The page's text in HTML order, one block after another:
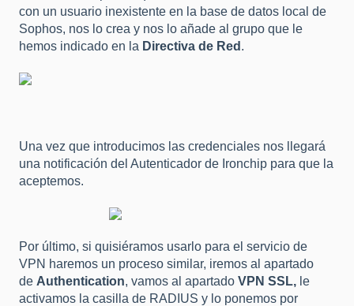
con un usuario inexistente en la base de datos local de
Sophos, nos lo crea y nos lo añade al grupo que le
hemos indicado en la Directiva de Red .
Una vez que introducimos las credenciales nos llegará
una notificación del Autenticador de Ironchip para que la
aceptemos.
Por último, si quisiéramos usarlo para el servicio de
VPN haremos un proceso similar, iremos al apartado
de Authentication, vamos al apartado VPN SSL, le
activamos la casilla de RADIUS y lo ponemos por